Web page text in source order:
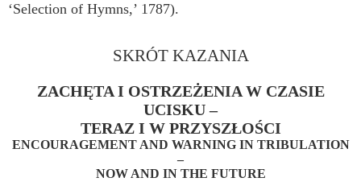
‘Selection of Hymns,’ 1787).
SKRÓT KAZANIA
ZACHĘTA I OSTRZEŻENIA W CZASIE
UCISKU –
TERAZ I W PRZYSZŁOŚCI
ENCOURAGEMENT AND WARNING IN TRIBULATION
–
NOW AND IN THE FUTURE